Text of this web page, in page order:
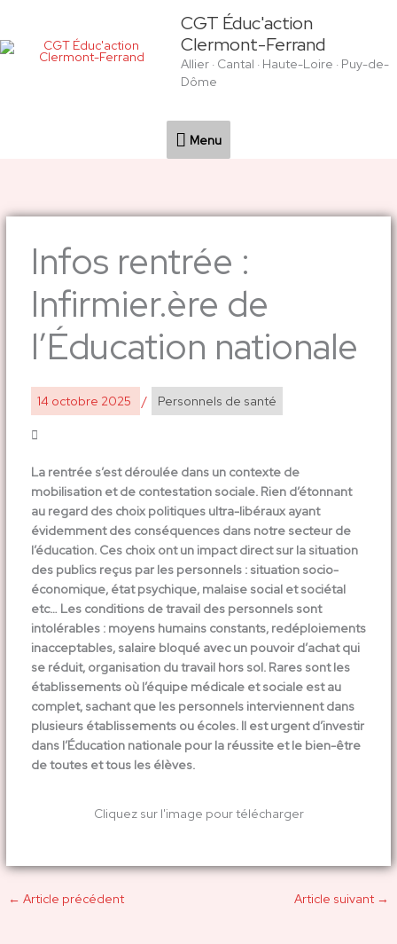
contenu
CGT Éduc'action
Clermont-Ferrand
Allier · Cantal · Haute-Loire · Puy-de-
Dôme
Menu
Menu
Infos rentrée :
Infirmier.ère de
l’Éducation nationale
14 octobre 2025 / Personnels de santé
La rentrée s’est déroulée dans un contexte de
mobilisation et de contestation sociale. Rien d’étonnant
au regard des choix politiques ultra-libéraux ayant
évidemment des conséquences dans notre secteur de
l’éducation. Ces choix ont un impact direct sur la situation
des publics reçus par les personnels : situation socio-
économique, état psychique, malaise social et sociétal
etc… Les conditions de travail des personnels sont
intolérables : moyens humains constants, redéploiements
inacceptables, salaire bloqué avec un pouvoir d’achat qui
se réduit, organisation du travail hors sol. Rares sont les
établissements où l’équipe médicale et sociale est au
complet, sachant que les personnels interviennent dans
plusieurs établissements ou écoles. Il est urgent d’investir
dans l’Éducation nationale pour la réussite et le bien-être
de toutes et tous les élèves.
Cliquez sur l'image pour télécharger
← Article précédent Article suivant →